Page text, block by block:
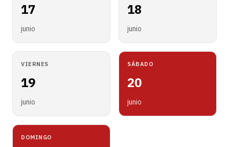
17
junio
18
junio
VIERNES
19
junio
SÁBADO
20
junio
DOMINGO